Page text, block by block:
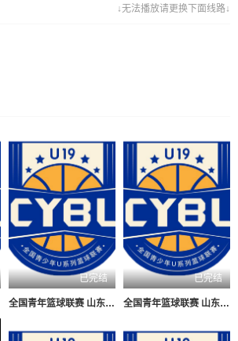
↓无法播放请更换下面线路↓
已完结
全国青年篮球联赛 山东山高83-70龙狮青年20260804
已完结
全国青年篮球联赛 山东山高79-59新疆广汇20260803